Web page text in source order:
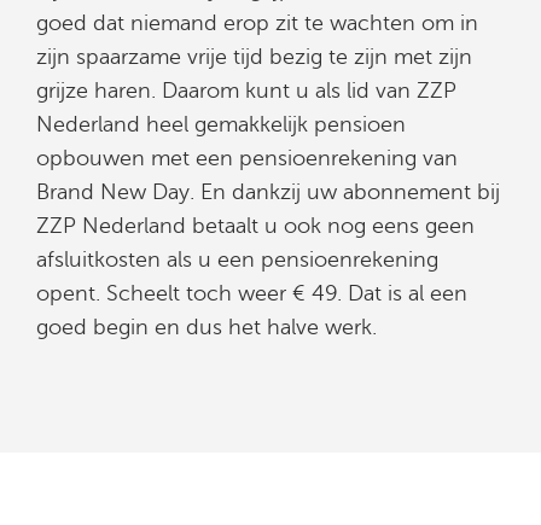
goed dat niemand erop zit te wachten om in
zijn spaarzame vrije tijd bezig te zijn met zijn
grijze haren. Daarom kunt u als lid van ZZP
Nederland heel gemakkelijk pensioen
opbouwen met een pensioenrekening van
Brand New Day. En dankzij uw abonnement bij
ZZP Nederland betaalt u ook nog eens geen
afsluitkosten als u een pensioenrekening
opent. Scheelt toch weer € 49. Dat is al een
goed begin en dus het halve werk.